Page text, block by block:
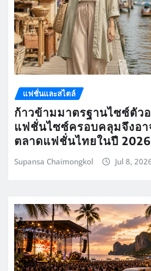
แฟชั่นและสไตล์
ก้าวข้ามมาตรฐานไซซ์ตัว
แฟชั่นไซซ์ครอบคลุมจึงอา
ตลาดแฟชั่นไทยในปี 2026
Supansa Chaimongkol Jul 8,